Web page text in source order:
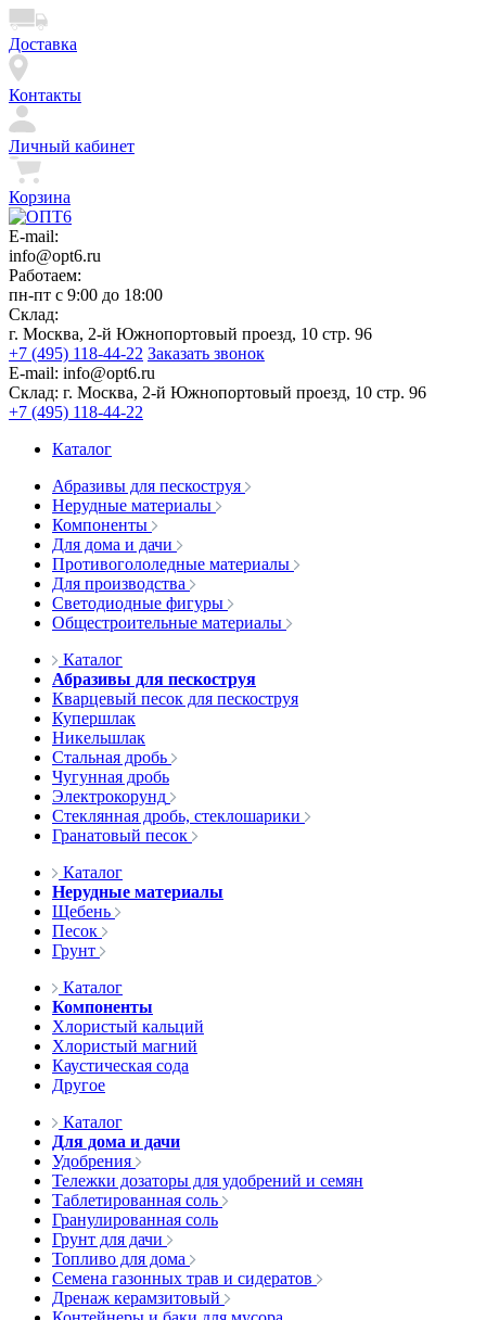
Доставка
Контакты
Личный кабинет
Корзина
E-mail:
info@opt6.ru
Работаем:
пн-пт с 9:00 до 18:00
Склад:
г. Москва, 2-й Южнопортовый проезд, 10 стр. 96
+7 (495) 118-44-22 Заказать звонок
E-mail: info@opt6.ru
Склад: г. Москва, 2-й Южнопортовый проезд, 10 стр. 96
+7 (495) 118-44-22
Каталог
Абразивы для пескоструя
Нерудные материалы
Компоненты
Для дома и дачи
Противогололедные материалы
Для производства
Светодиодные фигуры
Общестроительные материалы
Каталог
Абразивы для пескоструя
Кварцевый песок для пескоструя
Купершлак
Никельшлак
Стальная дробь
Чугунная дробь
Электрокорунд
Стеклянная дробь, стеклошарики
Гранатовый песок
Каталог
Нерудные материалы
Щебень
Песок
Грунт
Каталог
Компоненты
Хлористый кальций
Хлористый магний
Каустическая сода
Другое
Каталог
Для дома и дачи
Удобрения
Тележки дозаторы для удобрений и семян
Таблетированная соль
Гранулированная соль
Грунт для дачи
Топливо для дома
Семена газонных трав и сидератов
Дренаж керамзитовый